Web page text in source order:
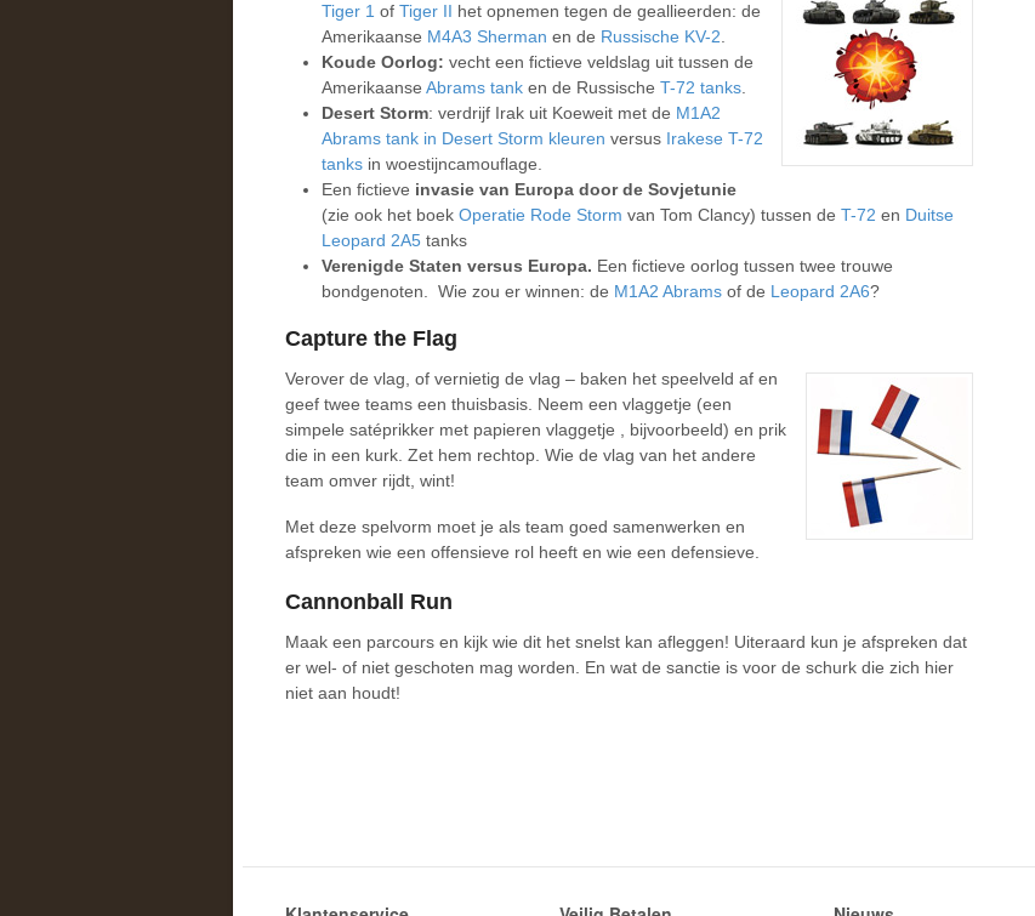
Tiger 1 of Tiger II het opnemen tegen de geallieerden: de
Amerikaanse M4A3 Sherman en de Russische KV-2.
Koude Oorlog: vecht een fictieve veldslag uit tussen de
Amerikaanse Abrams tank en de Russische T-72 tanks.
Desert Storm: verdrijf Irak uit Koeweit met de M1A2
Abrams tank in Desert Storm kleuren versus Irakese T-72
tanks in woestijncamouflage.
Een fictieve invasie van Europa door de Sovjetunie
(zie ook het boek Operatie Rode Storm van Tom Clancy) tussen de T-72 en Duitse
Leopard 2A5 tanks
Verenigde Staten versus Europa. Een fictieve oorlog tussen twee trouwe
bondgenoten. Wie zou er winnen: de M1A2 Abrams of de Leopard 2A6?
Capture the Flag
Verover de vlag, of vernietig de vlag – baken het speelveld af en
geef twee teams een thuisbasis. Neem een vlaggetje (een
simpele satéprikker met papieren vlaggetje , bijvoorbeeld) en prik
die in een kurk. Zet hem rechtop. Wie de vlag van het andere
team omver rijdt, wint!
Met deze spelvorm moet je als team goed samenwerken en
afspreken wie een offensieve rol heeft en wie een defensieve.
Cannonball Run
Maak een parcours en kijk wie dit het snelst kan afleggen! Uiteraard kun je afspreken dat
er wel- of niet geschoten mag worden. En wat de sanctie is voor de schurk die zich hier
niet aan houdt!